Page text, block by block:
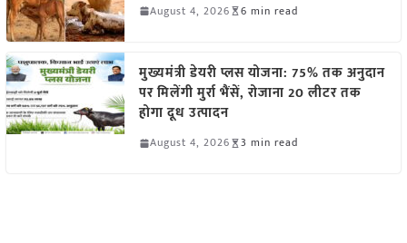
August 4, 2026 6 min read
मुख्यमंत्री डेयरी प्लस योजना: 75% तक अनुदान
पर मिलेंगी मुर्रा भैंसें, रोजाना 20 लीटर तक
होगा दूध उत्पादन
August 4, 2026 3 min read